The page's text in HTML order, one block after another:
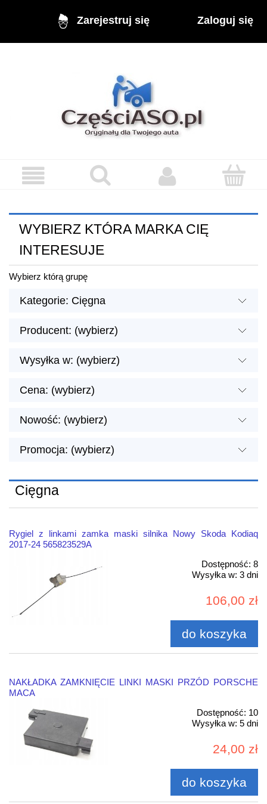
Zarejestruj się Zaloguj się
WYBIERZ KTÓRA MARKA CIĘ
INTERESUJE
Wybierz którą grupę
Kategorie: Cięgna
Producent: (wybierz)
Wysyłka w: (wybierz)
Cena: (wybierz)
Nowość: (wybierz)
Promocja: (wybierz)
Cięgna
Rygiel z linkami zamka maski silnika Nowy Skoda Kodiaq
2017-24 565823529A
Dostępność: 8
Wysyłka w: 3 dni
106,00 zł
do koszyka
NAKŁADKA ZAMKNIĘCIE LINKI MASKI PRZÓD PORSCHE
MACA
Dostępność: 10
Wysyłka w: 5 dni
24,00 zł
do koszyka